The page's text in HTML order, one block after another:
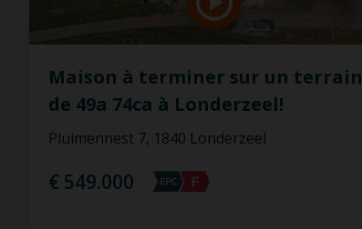
Maison à terminer sur un terrain
de 49a 74ca à Londerzeel!
Pluimennest 7, 1840 Londerzeel
€ 549.000